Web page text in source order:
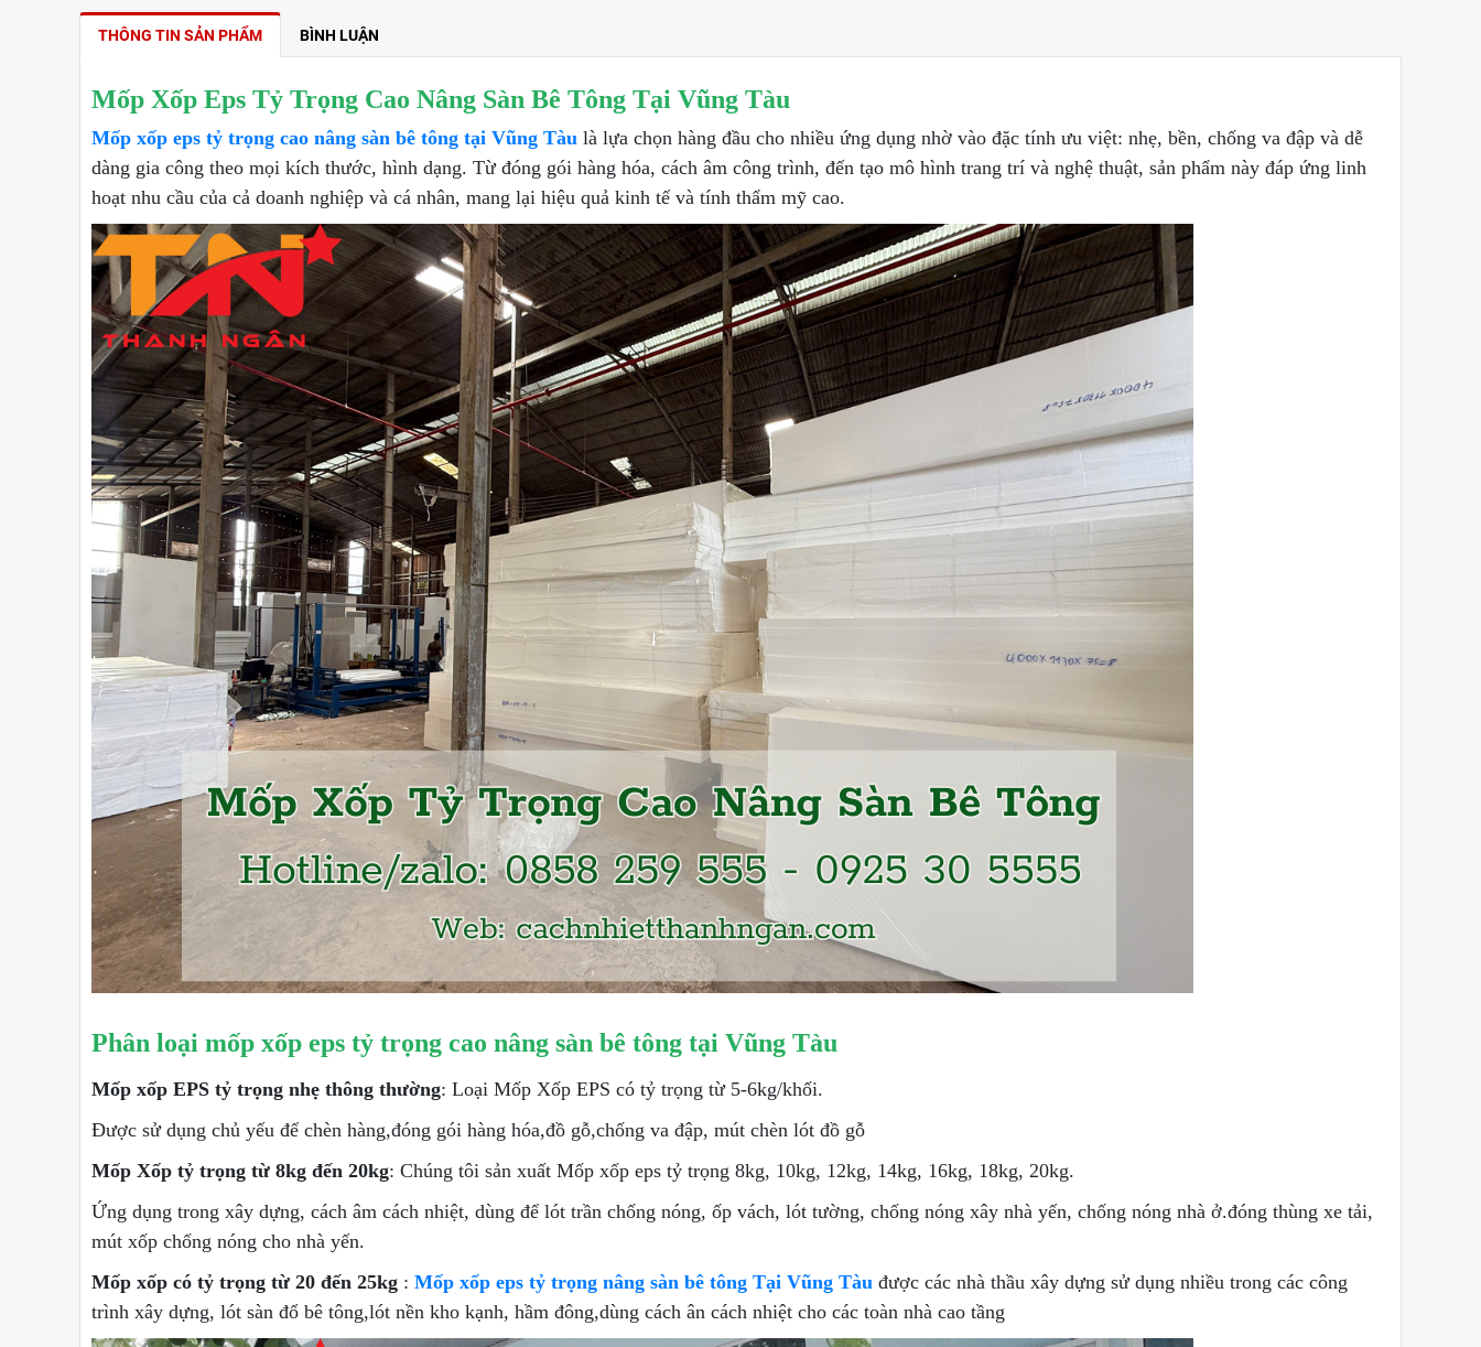
THÔNG TIN SẢN PHẨM BÌNH LUẬN
Mốp Xốp Eps Tỷ Trọng Cao Nâng Sàn Bê Tông Tại Vũng Tàu
Mốp xốp eps tỷ trọng cao nâng sàn bê tông tại Vũng Tàu là lựa chọn hàng đầu cho nhiều ứng dụng nhờ vào đặc tính ưu việt: nhẹ, bền, chống va đập và dễ
dàng gia công theo mọi kích thước, hình dạng. Từ đóng gói hàng hóa, cách âm công trình, đến tạo mô hình trang trí và nghệ thuật, sản phẩm này đáp ứng linh
hoạt nhu cầu của cả doanh nghiệp và cá nhân, mang lại hiệu quả kinh tế và tính thẩm mỹ cao.
Phân loại mốp xốp eps tỷ trọng cao nâng sàn bê tông tại Vũng Tàu
Mốp xốp EPS tỷ trọng nhẹ thông thường: Loại Mốp Xốp EPS có tỷ trọng từ 5-6kg/khối.
Được sử dụng chủ yếu để chèn hàng,đóng gói hàng hóa,đồ gỗ,chống va đập, mút chèn lót đồ gỗ
Mốp Xốp tỷ trọng từ 8kg đến 20kg: Chúng tôi sản xuất Mốp xốp eps tỷ trọng 8kg, 10kg, 12kg, 14kg, 16kg, 18kg, 20kg.
Ứng dụng trong xây dựng, cách âm cách nhiệt, dùng để lót trần chống nóng, ốp vách, lót tường, chống nóng xây nhà yến, chống nóng nhà ở.đóng thùng xe tải,
mút xốp chống nóng cho nhà yến.
Mốp xốp có tỷ trọng từ 20 đến 25kg : Mốp xốp eps tỷ trọng nâng sàn bê tông Tại Vũng Tàu được các nhà thầu xây dựng sử dụng nhiều trong các công
trình xây dựng, lót sàn đổ bê tông,lót nền kho kạnh, hầm đông,dùng cách ân cách nhiệt cho các toàn nhà cao tầng